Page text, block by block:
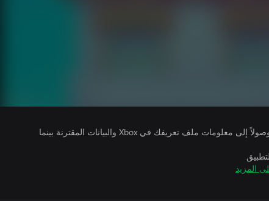
يتلقى ناشرو الألعاب التي تقوم بتشغيلها وصولاً إلى معلومات ملف تعريفك في Xbox والبيانات المقترنة بينما
المزيد